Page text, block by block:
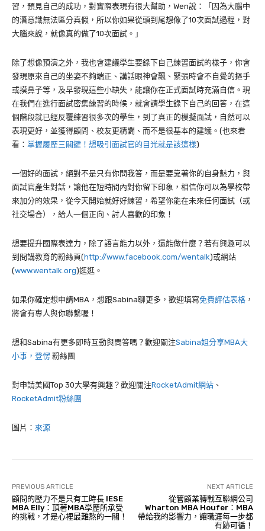
習，預見自己的成功，對實際表現有很大幫助，Wen說：「因為大腦中
的潛意識無法區分真假，所以你如果從頭到尾想像了10次面試過程，對
大腦來說，就像真的做了10次面試。」
除了想像預演之外，我也會建議學生要錄下自己練習面試的樣子，你會
發現原來自己的坐姿不夠端正、講話眼神會飄、緊張時會不自覺的摳手
或摸鼻子等，及早發現這些小缺失，能讓你在正式面試時充滿自信。現
在我們在進行面試密集練習的時候，就會請學生錄下自己的回答，在這
個階段就已經反覆練習很多次的學生，到了真正的模擬面試，自然可以
表現更好，並獲得顧問、校友更精闢、而不是很基本的建議。(也來看
看： 掌握履歷三關鍵！想吸引面試官的目光就是該這樣)
一個好的面試，絕對不是只有你問我答，而是要靠著你的自身魅力，與
面試官產生對話，讓他在短時間內對你留下印象，相信你可以為學校帶
來加分的效果，從今天開始就好好練習，希望你能在未來任何面試（或
社交場合），給人一個正向、討人喜歡的印象！
想要提升國際表達力，除了語言能力以外，還能做什麼？若有興趣可以
到問講教育的粉絲頁(http://www.facebook.com/wentalk)或網站
(www.wentalk.org)逛逛。
如果你確定想申請MBA，想跟Sabina聊更多，歡迎填寫免費評估表格 ，
將會有專人與你聯繫喔！
想和Sabina有更多即時互動與問答嗎？歡迎關注Sabina姐分享MBA大
小事，登愣 粉絲團
對申請美國Top 30大學有興趣？歡迎關注RocketAdmit網站 、
RocketAdmit粉絲團
圖片： 來源
PREVIOUS ARTICLE
顧問的壓力不是只有工時長 IESE
MBA Elly：頂著MBA學歷所承受
的挑戰，才是心裡最難熬的一關！
NEXT ARTICLE
從管顧業轉戰互聯網公司
Wharton MBA Houfer：MBA
帶給我的影響力，讓職涯每一步都
有跡可循！